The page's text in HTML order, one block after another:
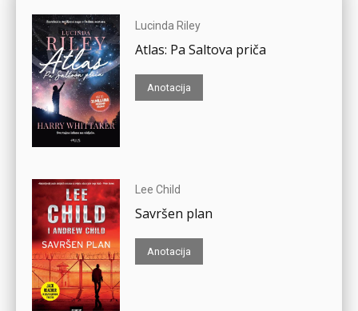
Lucinda Riley
Atlas: Pa Saltova priča
Anotacija
Lee Child
Savršen plan
Anotacija